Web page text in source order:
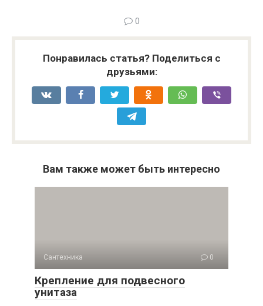
0
Понравилась статья? Поделиться с
друзьями:
Вам также может быть интересно
Сантехника 0
Крепление для подвесного
унитаза